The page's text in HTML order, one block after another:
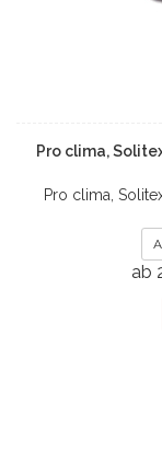
Pro clima,
Pro clima,
ab